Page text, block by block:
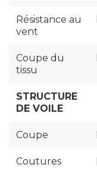
Résistance au
vent
Coupe du
tissu
STRUCTURE
DE VOILE
Coupe
Coutures